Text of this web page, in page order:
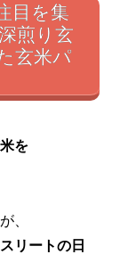
目を集
煎り玄
玄米パ
を
、
リートの日